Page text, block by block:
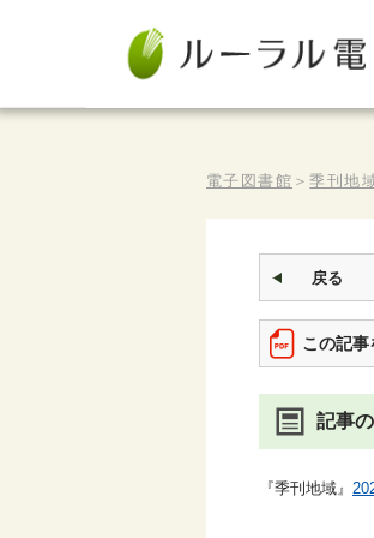
電子図書館 ＞季刊地
戻る
この記事
記事
『季刊地域』